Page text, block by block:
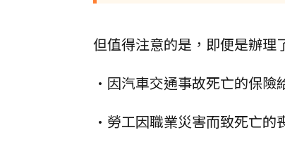
但值得注意的是，即便是辦理
•因汽車交通事故死亡的保險
•勞工因職業災害而致死亡的